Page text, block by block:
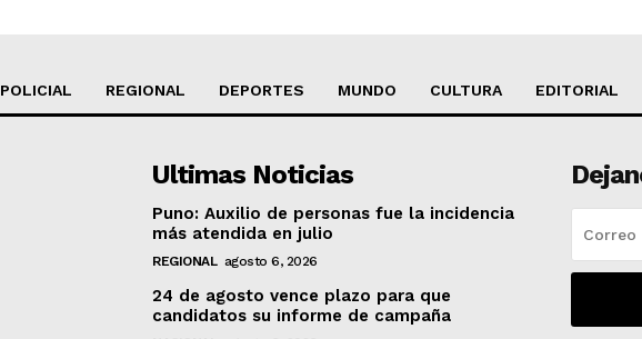
POLICIAL REGIONAL DEPORTES MUNDO CULTURA EDITORIAL
Ultimas Noticias
Puno: Auxilio de personas fue la incidencia
más atendida en julio
REGIONAL agosto 6, 2026
24 de agosto vence plazo para que
candidatos su informe de campaña